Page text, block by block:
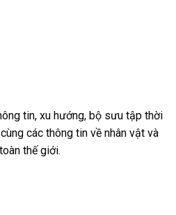
tin, xu hướng, bộ sưu tập thời
các thông tin về nhân vật và
thế giới.